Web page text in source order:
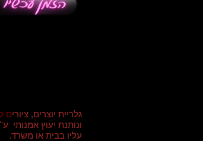
גלריית יוצרים, ציורים
ונותנת יעוץ אמנותי
עליו בבית או משרד.